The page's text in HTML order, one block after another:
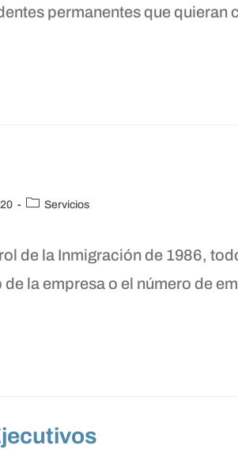
permanentes que quieran
Servicios
de la Inmigración de 1986,
la empresa o el número de